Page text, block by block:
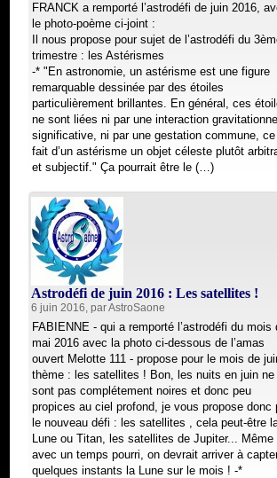
FRANCK a remporté l’astrodéfi de juin 2016,
le photo-poème ci-joint :
Il nous propose pour sujet de l’astrodéfi du
trimestre : les Astérismes
-* "En astronomie, un astérisme est une figure
remarquable dessinée par des étoiles
particulièrement brillantes. En général, ces
ne sont liées ni par une interaction
significative, ni par une gestation commune, ce
fait d’un astérisme un objet céleste plutôt
et subjectif." Ça pourrait être le (…)
Astrodéfi de juin 2016 : Les satellites !
6 juin 2016, parAstroSaone
FABIENNE - qui a remporté l’astrodéfi du mois
mai 2016 avec la photo ci-dessous de l’amas
ouvert Melotte 111 - propose pour le mois de
thème : les satellites ! Bon, les nuits en juin ne
sont pas complétement noires et donc peu
propices au ciel profond, je vous propose donc
le nouveau défi : les satellites , cela peut-être
Lune ou Titan, les satellites de Jupiter... Même
avec un temps pourri, on devrait arriver à
quelques instants la Lune sur le mois ! -*